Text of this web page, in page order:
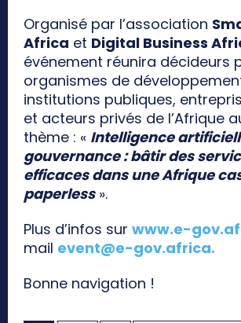
Organisé par l’association
Africa et Digital Business
événement réunira décideurs
organismes de
institutions publiques,
et acteurs privés de l’Afrique
thème : « Intelligence
gouvernance : bâtir des
efficaces dans une Afrique
paperless».
Plus d’infos sur www.e-
mail event@e-gov.africa.
Bonne navigation !